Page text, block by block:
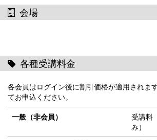
会場
各種受講料金
各会員はログイン後に割引価格が適用されま
てお申込ください。
一般（非会員）
受講料
み）